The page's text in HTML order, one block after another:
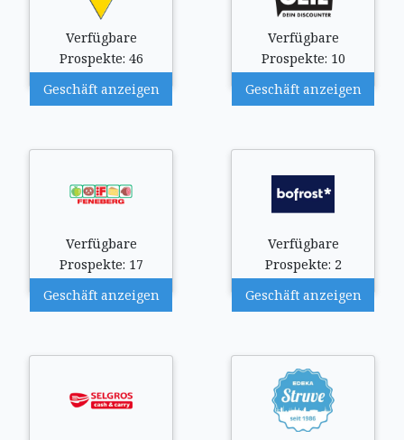
Verfügbare
Prospekte: 46
Geschäft anzeigen
Verfügbare
Prospekte: 10
Geschäft anzeigen
Verfügbare
Prospekte: 17
Geschäft anzeigen
Verfügbare
Prospekte: 2
Geschäft anzeigen